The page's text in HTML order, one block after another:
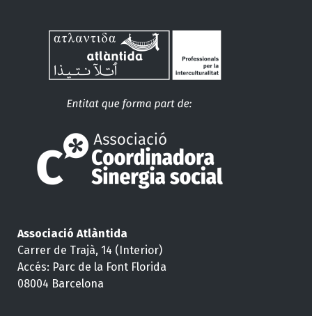
Associació Atlàntida
Carrer de Trajà, 14 (Interior)
Accés: Parc de la Font Florida
08004 Barcelona